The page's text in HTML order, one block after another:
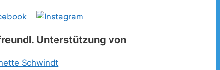
Unterstützung von